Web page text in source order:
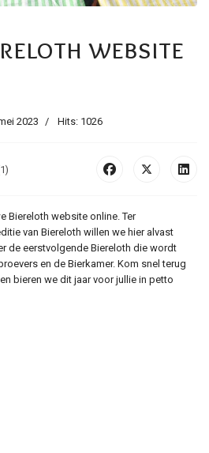
website
2023 Hits: 1026
Biereloth website online. Ter
van Biereloth willen we hier alvast
de eerstvolgende Biereloth die wordt
en de Bierkamer. Kom snel terug
bieren we dit jaar voor jullie in petto
zijn bevestigd